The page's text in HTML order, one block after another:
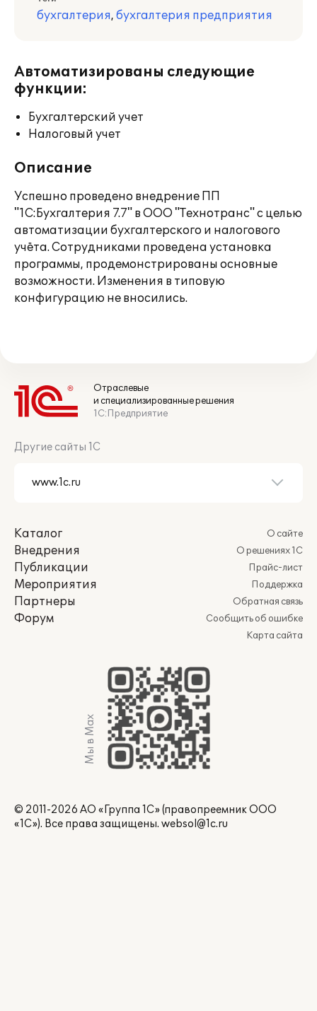
бухгалтерия, бухгалтерия предприятия
Автоматизированы следующие
функции:
Бухгалтерский учет
Налоговый учет
Описание
Успешно проведено внедрение ПП
"1С:Бухгалтерия 7.7" в ООО "Технотранс" с целью
автоматизации бухгалтерского и налогового
учёта. Сотрудниками проведена установка
программы, продемонстрированы основные
возможности. Изменения в типовую
конфигурацию не вносились.
Отраслевые
и специализированные решения
1С:Предприятие
Другие сайты 1С
Каталог
Внедрения
Публикации
Мероприятия
Партнеры
Форум
О сайте
О решениях 1С
Прайс-лист
Поддержка
Обратная связь
Сообщить об ошибке
Карта сайта
Мы в Max
© 2011-2026 АО «Группа 1С» (правопреемник ООО
«1С»). Все права защищены. websol@1c.ru